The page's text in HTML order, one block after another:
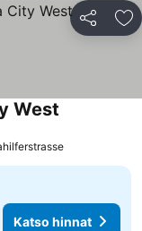
Jaa
West
Katso hinnat